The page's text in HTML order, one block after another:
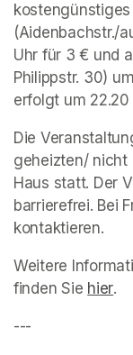
(Aidenbachstr./
Uhr für 3 € und
Philippstr. 30)
erfolgt um 22.20
Die
geheizten/ nicht
Haus statt. Der
barrierefrei. Bei
kontaktieren.
Weitere
finden Sie hier.
(opens in a new
---